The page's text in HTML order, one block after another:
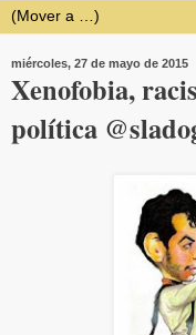
miércoles, 27 de mayo de 2015
Xenofobia,
política